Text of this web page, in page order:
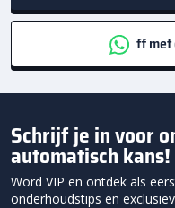
ff met
Schrijf je in voor
automatisch kans!
Word VIP en ontdek als
onderhoudstips en